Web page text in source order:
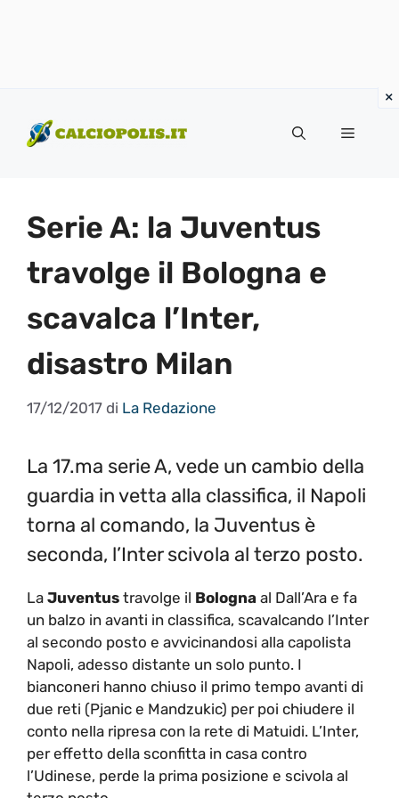
contenuto
Menu
Serie A: la Juventus
travolge il Bologna e
scavalca l’Inter,
disastro Milan
17/12/2017 di La Redazione
La 17.ma serie A, vede un cambio della
guardia in vetta alla classifica, il Napoli
torna al comando, la Juventus è
seconda, l’Inter scivola al terzo posto.
La Juventus travolge il Bologna al Dall’Ara e fa
un balzo in avanti in classifica, scavalcando l’Inter
al secondo posto e avvicinandosi alla capolista
Napoli, adesso distante un solo punto. I
bianconeri hanno chiuso il primo tempo avanti di
due reti (Pjanic e Mandzukic) per poi chiudere il
conto nella ripresa con la rete di Matuidi. L’Inter,
per effetto della sconfitta in casa contro
l’Udinese, perde la prima posizione e scivola al